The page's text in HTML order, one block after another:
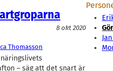
8 okt 2020
Thomasson
– säg att det snart är